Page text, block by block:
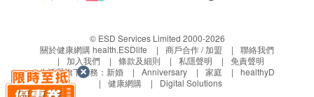
© ESD Services Limited 2000-2026
關於健康網購 health.ESDlife
商戶合作 / 加盟
聯絡我們
加入我們
條款及細則 私隱聲明
免責聲明
生活易旗下業務： 新婚 Anniversary 家庭
healthyD
健康網購
Digital Solutions